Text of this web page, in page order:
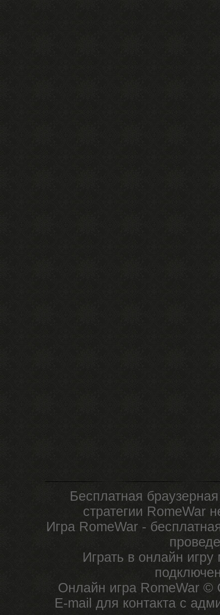
Бесплатная
стратегии RomeWar
Игра RomeWar -
Играть в онлайн
Онлайн игра RomeWar ©
E-mail для контакта с